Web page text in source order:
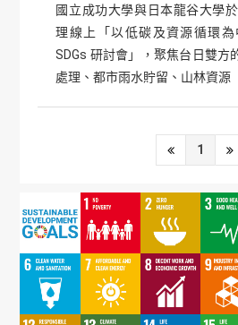
國立成功大學與日本龍谷大學
理線上「以低碳及資源循環
SDGs 研討會」，聚焦台日雙方
處理、都市雨水貯留、山林資源
1